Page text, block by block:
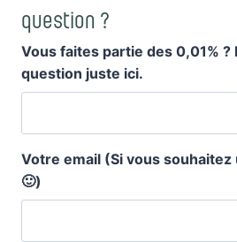
question ?
Vous faites partie des 0,01%
question juste ici.
Votre email (Si vous
🙂)